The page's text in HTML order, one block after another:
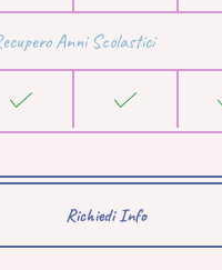
Anni Scolastici
Richiedi Info